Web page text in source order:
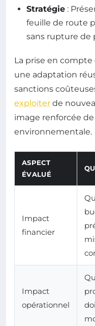
Stratégie :
feuille de route
sans rupture de
La prise en
une adaptation
sanctions
exploiter de
image renforcée
environnementale.
ASPECT
ÉVALUÉ
Impact
financier
Impact
opérationnel